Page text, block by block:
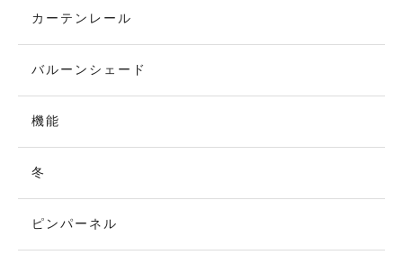
カーテンレール
バルーンシェード
機能
冬
ピンパーネル